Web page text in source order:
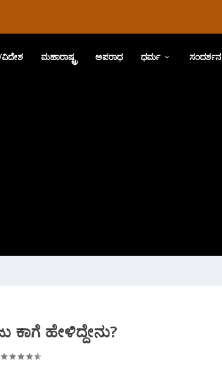
ವಿದೇಶ ಮಹಾರಾಷ್ಟ್ರ ಅಪರಾಧ ಧರ್ಮ ಸಂದರ್ಶನ
ಹೇಳಿದ್ದೇನು?